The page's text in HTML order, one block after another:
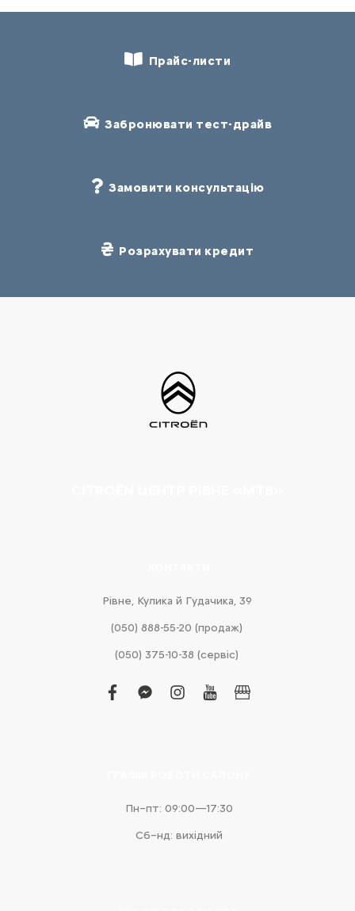
Прайс-листи
Забронювати тест-драйв
Замовити консультацію
Розрахувати кредит
Рівне, Кулика й Гудачика, 39
(050) 888-55-20 (продаж)
(050) 375-10-38 (сервіс)
facebook
facebook-
instagram
youtubebusiness
Пн–пт: 09:00—17:30
Сб–нд: вихідний